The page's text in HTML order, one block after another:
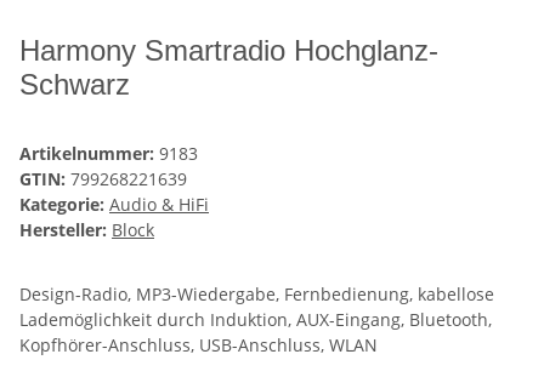
Harmony Smartradio Hochglanz-
Schwarz
Artikelnummer: 9183
GTIN: 799268221639
Kategorie: Audio & HiFi
Hersteller: Block
Design-Radio, MP3-Wiedergabe, Fernbedienung, kabellose
Lademöglichkeit durch Induktion, AUX-Eingang, Bluetooth,
Kopfhörer-Anschluss, USB-Anschluss, WLAN